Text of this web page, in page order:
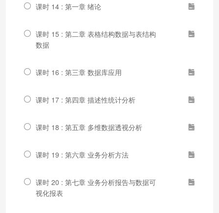
课时 14 : 第一章 绪论
课时 15 : 第二章 表格结构数据与表结构
数据
课时 16 : 第三章 数据库应用
课时 17 : 第四章 描述性统计分析
课时 18 : 第五章 多维数据透视分析
课时 19 : 第六章 业务分析方法
课时 20 : 第七章 业务分析报告与数据可
视化报表